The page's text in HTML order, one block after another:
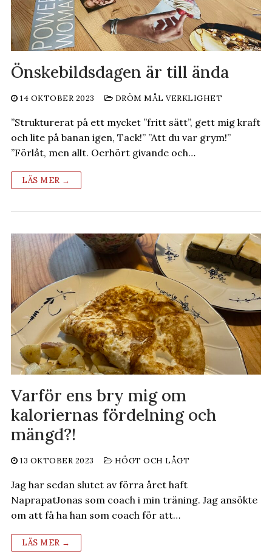
Önskebildsdagen är till ända
14 OKTOBER 2023 DRÖM MÅL VERKLIGHET
”Strukturerat på ett mycket ”fritt sätt”, gett mig kraft
och lite på banan igen, Tack!” ”Att du var grym!”
”Förlåt, men allt. Oerhört givande och…
LÄS MER →
Varför ens bry mig om
kaloriernas fördelning och
mängd?!
13 OKTOBER 2023 HÖGT OCH LÅGT
Jag har sedan slutet av förra året haft
NaprapatJonas som coach i min träning. Jag ansökte
om att få ha han som coach för att…
LÄS MER →